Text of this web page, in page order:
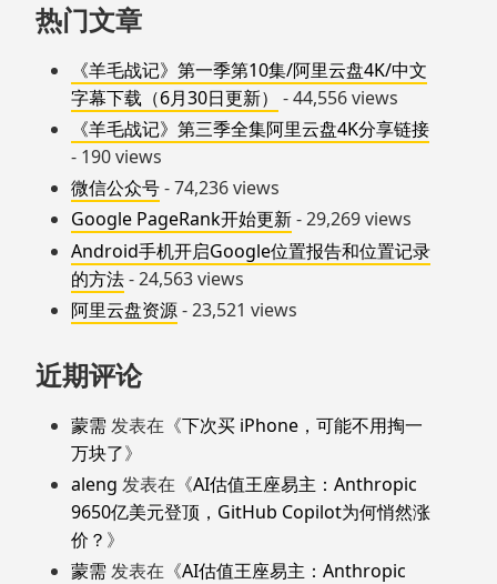
热门文章
《羊毛战记》第一季第10集/阿里云盘4K/中文
字幕下载（6月30日更新）
- 44,556 views
《羊毛战记》第三季全集阿里云盘4K分享链接
- 190 views
微信公众号- 74,236 views
Google PageRank开始更新- 29,269 views
Android手机开启Google位置报告和位置记录
的方法- 24,563 views
阿里云盘资源- 23,521 views
近期评论
蒙需 发表在《下次买 iPhone，可能不用掏一
万块了》
aleng 发表在《AI估值王座易主：Anthropic
9650亿美元登顶，GitHub Copilot为何悄然涨
价？ 》
蒙需 发表在《AI估值王座易主：Anthropic